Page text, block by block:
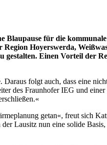
Blaupause für die
Hoyerswerda,
Einen Vorteil der
folgt auch, dass eine
des Fraunhofer IEG und
getan«, freut sich
Lausitz nun eine solide